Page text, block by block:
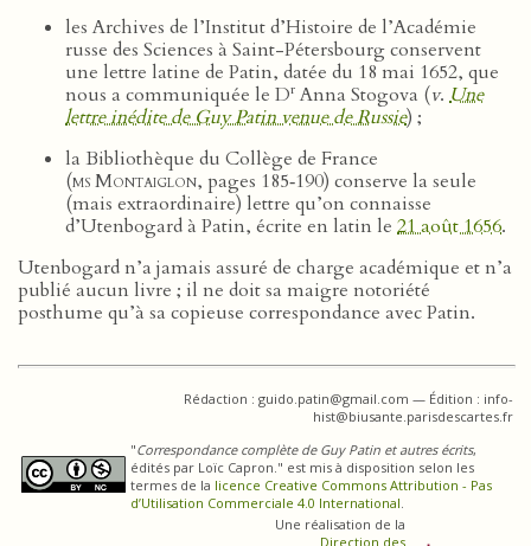
les Archives de l’Institut d’Histoire de l’Académie
russe des Sciences à Saint-Pétersbourg conservent
une lettre latine de Patin, datée du 18 mai 1652, que
nous a communiquée le Dr Anna Stogova (v. Une
lettre inédite de Guy Patin venue de Russie) ;
la Bibliothèque du Collège de France
(ms Montaiglon, pages 185‑190) conserve la seule
(mais extraordinaire) lettre qu’on connaisse
d’Utenbogard à Patin, écrite en latin le 21 août 1656.
Utenbogard n’a jamais assuré de charge académique et n’a
publié aucun livre ; il ne doit sa maigre notoriété
posthume qu’à sa copieuse correspondance avec Patin.
Rédaction : guido.patin@gmail.com — Édition : info-
hist@biusante.parisdescartes.fr
"Correspondance complète de Guy Patin et autres écrits,
édités par Loïc Capron." est mis à disposition selon les
termes de la licence Creative Commons Attribution - Pas
d’Utilisation Commerciale 4.0 International.
Une réalisation de la
Direction des